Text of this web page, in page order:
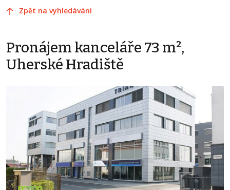
Zpět na vyhledávání
Pronájem kanceláře 73 m²,
Uherské Hradiště